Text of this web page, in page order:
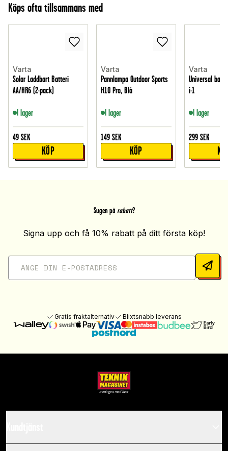
Köps ofta tillsammans med
Varta
Solar Laddbart Batteri
AA/HR6 (2-pack)
I lager
49 SEK
KÖP
Varta
Pannlampa Outdoor Sports
H10 Pro, Blå
I lager
149 SEK
KÖP
Varta
Universal
i-1
I lager
299 SEK
Sugen på rabatt?
Signa upp och få 10% rabatt på ditt första köp!
Gratis fraktalternativ Blixtsnabb leverans